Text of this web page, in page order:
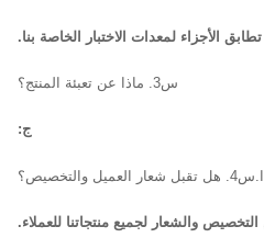
الأجزاء لمعدات الاختبار الخاصة بنا.
س3. ماذا عن تعبئة المنتج؟
ج:
س4. هل تقبل شعار العميل والتخصيص؟
والشعار لجميع منتجاتنا للعملاء.